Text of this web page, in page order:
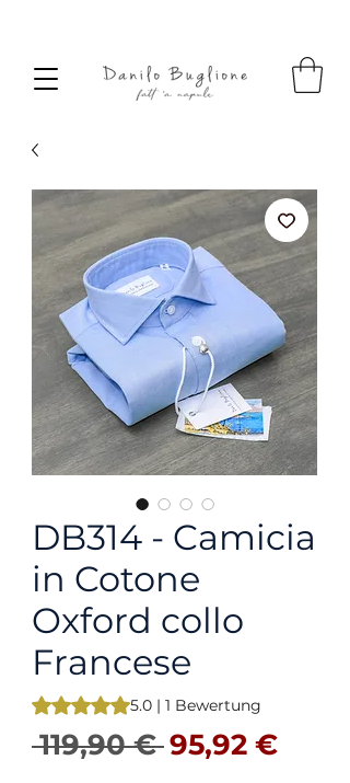
DB314 - Camicia
in Cotone
Oxford collo
Francese
Das Rating beträgt 5.0 von fünf Sternen,
5.0 | 1 Bewertung
119,90 € 95,92 €